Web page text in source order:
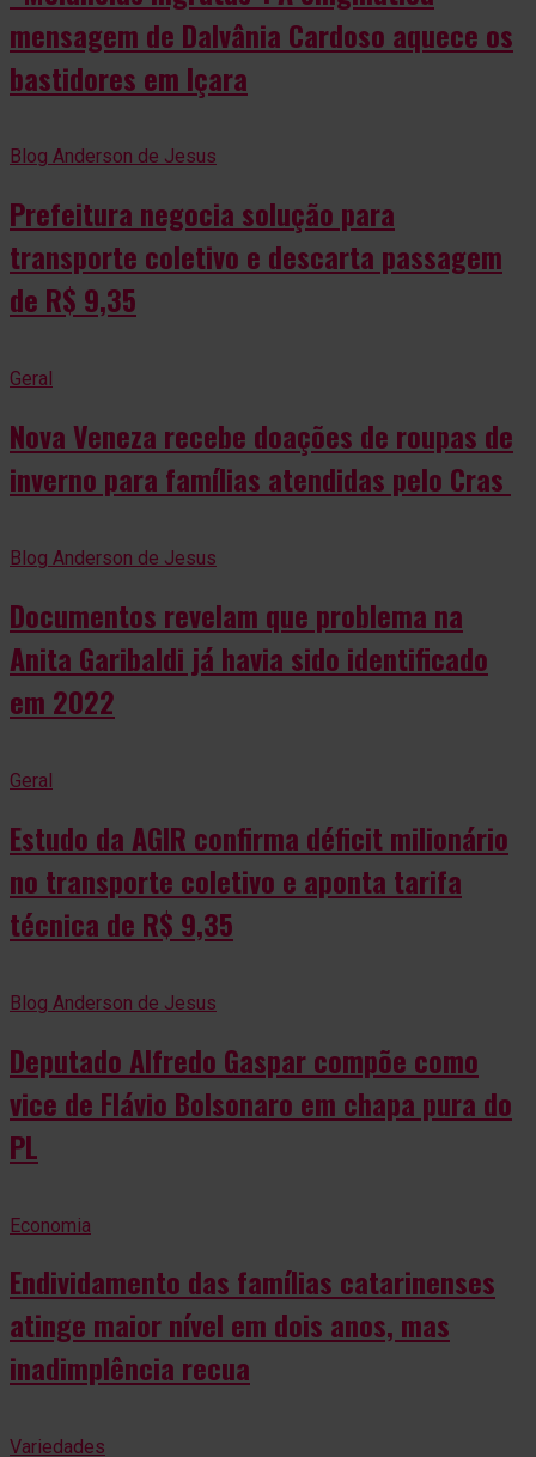
mensagem de Dalvânia Cardoso aquece os
bastidores em Içara
Blog Anderson de Jesus
Prefeitura negocia solução para
transporte coletivo e descarta passagem
de R$ 9,35
Geral
Nova Veneza recebe doações de roupas de
inverno para famílias atendidas pelo Cras
Blog Anderson de Jesus
Documentos revelam que problema na
Anita Garibaldi já havia sido identificado
em 2022
Geral
Estudo da AGIR confirma déficit milionário
no transporte coletivo e aponta tarifa
técnica de R$ 9,35
Blog Anderson de Jesus
Deputado Alfredo Gaspar compõe como
vice de Flávio Bolsonaro em chapa pura do
PL
Economia
Endividamento das famílias catarinenses
atinge maior nível em dois anos, mas
inadimplência recua
Variedades